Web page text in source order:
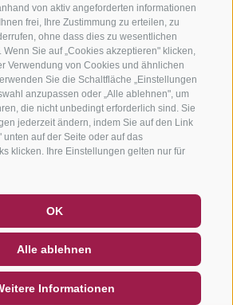
von aktiv angeforderten informationen
frei, Ihre Zustimmung zu erteilen, zu
ohne dass dies zu wesentlichen
Sie auf „Cookies akzeptieren" klicken,
Verwendung von Cookies und ähnlichen
Sie die Schaltfläche „Einstellungen
anzupassen oder „Alle ablehnen", um
die nicht unbedingt erforderlich sind. Sie
jederzeit ändern, indem Sie auf den Link
unten auf der Seite oder auf das
klicken. Ihre Einstellungen gelten nur für
OK
Alle ablehnen
Informationen
SOCIAL WALL WETTER